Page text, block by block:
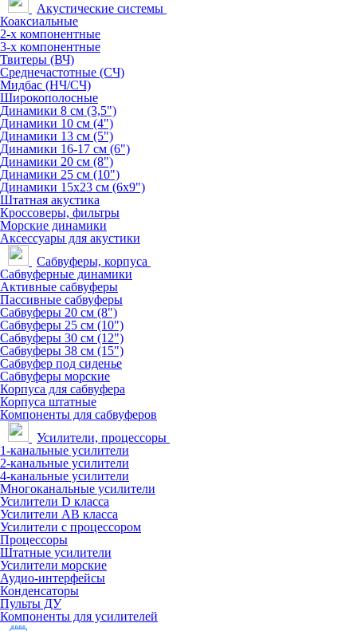
Акустические системы
Коаксиальные
2-х компонентные
3-х компонентные
Твитеры (ВЧ)
Среднечастотные (СЧ)
Мидбас (НЧ/СЧ)
Широкополосные
Динамики 8 см (3,5")
Динамики 10 см (4")
Динамики 13 см (5")
Динамики 16-17 см (6")
Динамики 20 см (8")
Динамики 25 см (10")
Динамики 15х23 см (6х9")
Штатная акустика
Кроссоверы, фильтры
Морские динамики
Аксессуары для акустики
Сабвуферы, корпуса
Сабвуферные динамики
Активные сабвуферы
Пассивные сабвуферы
Сабвуферы 20 см (8")
Сабвуферы 25 см (10")
Сабвуферы 30 см (12")
Сабвуферы 38 см (15")
Сабвуфер под сиденье
Сабвуферы морские
Корпуса для сабвуфера
Корпуса штатные
Компоненты для сабвуферов
Усилители, процессоры
1-канальные усилители
2-канальные усилители
4-канальные усилители
Многоканальные усилители
Усилители D класса
Усилители АВ класса
Усилители с процессором
Процессоры
Штатные усилители
Усилители морские
Аудио-интерфейсы
Конденсаторы
Пульты ДУ
Компоненты для усилителей